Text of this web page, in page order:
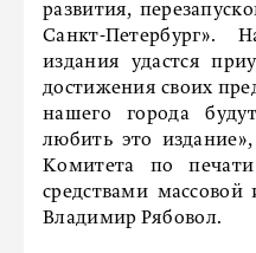
развития,
Санкт-Петербург».
издания удастся
достижения своих
нашего города
любить это
Комитета по
средствами
Владимир Рябовол.